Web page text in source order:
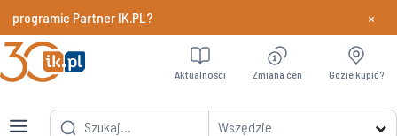
programie Partner IK.PL? Dowiedz
×
Wszędzie
Aktualności Zmiana cen Gdzie kupić?